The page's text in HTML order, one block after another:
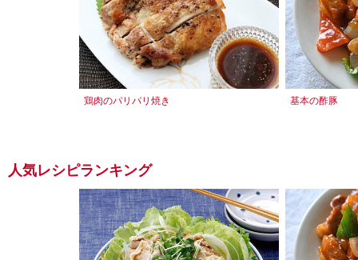
鶏肉のパリパリ焼き 基本の酢豚
人気レシピランキング